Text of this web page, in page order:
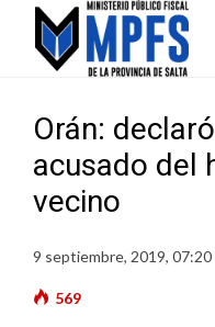
Orán:
acusado del
vecino
9 septiembre, 2019, 07:20
569